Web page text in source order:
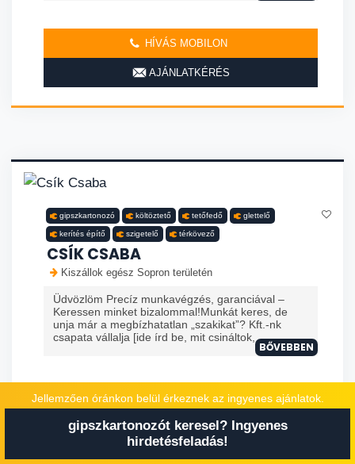
HÍVÁS MOBILON
AJÁNLATKÉRÉS
gipszkartonozó költöztető tetőfedő glettelő
kerítés építő szigetelő térkövező
CSÍK CSABA
Kiszállok egész Sopron területén
Üdvözlöm Precíz munkavégzés, garanciával –
Keressen minket bizalommal!Munkát keres, de
unja már a megbízhatatlan „szakikat”? Kft.-nk
csapata vállalja [ide írd be, mit csináltok, ...
BŐVEBBEN
HÍVÁS MOBILON
AJÁNLATKÉRÉS
Jellemzően óránkon belül érkeznek az ingyenes ajánlatok.
gipszkartonozót keresel? Ingyenes
hirdetésfeladás!